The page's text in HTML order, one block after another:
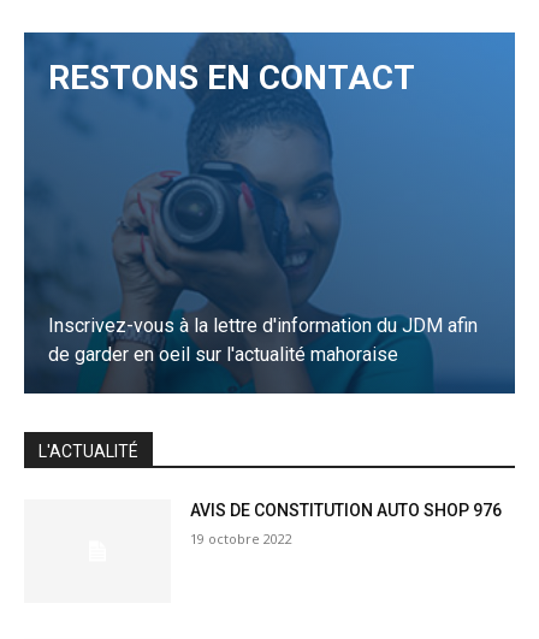
RESTONS EN CONTACT
Inscrivez-vous à la lettre d'information du JDM afin
de garder en oeil sur l'actualité mahoraise
JE M'INSCRIS
L'ACTUALITÉ
AVIS DE CONSTITUTION AUTO SHOP 976
19 octobre 2022